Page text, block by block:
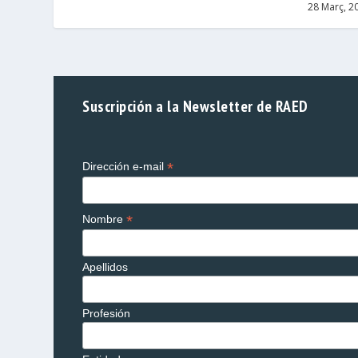
28 Març,
Suscripción a la Newsletter de RAED
Dirección e-mail*
Nombre*
Apellidos
Profesión